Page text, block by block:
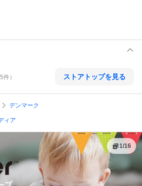
件） ストアトップを見る
デンマーク
ィア
1/16